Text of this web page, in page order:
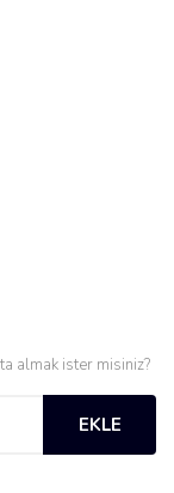
almak ister misiniz?
EKLE